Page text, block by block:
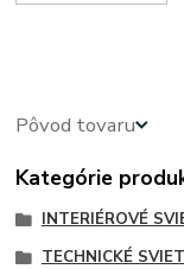
Pôvod tovaru
Kategórie
INTERIÉROVÉ
TECHNICKÉ